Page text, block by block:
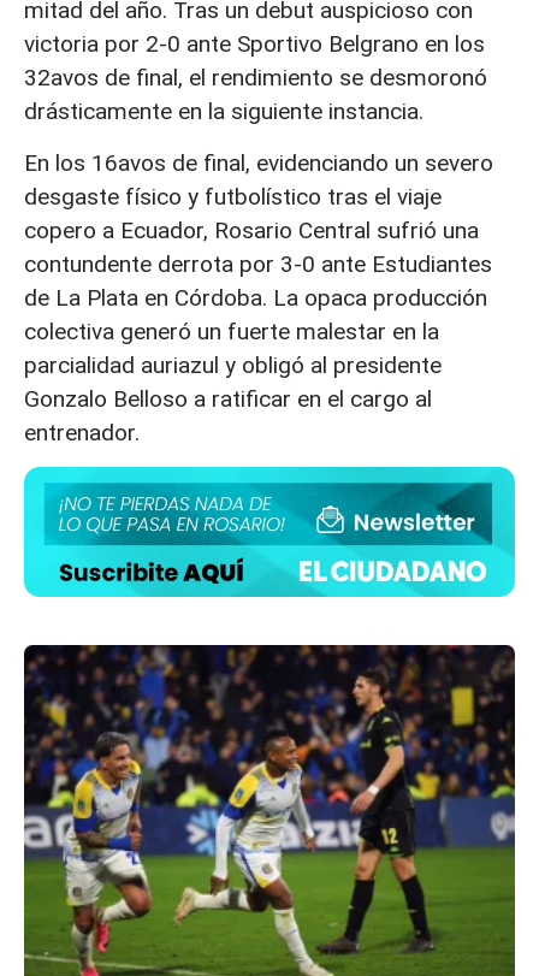
mitad del año. Tras un debut auspicioso con
victoria por 2-0 ante Sportivo Belgrano en los
32avos de final, el rendimiento se desmoronó
drásticamente en la siguiente instancia.
En los 16avos de final, evidenciando un severo
desgaste físico y futbolístico tras el viaje
copero a Ecuador, Rosario Central sufrió una
contundente derrota por 3-0 ante Estudiantes
de La Plata en Córdoba. La opaca producción
colectiva generó un fuerte malestar en la
parcialidad auriazul y obligó al presidente
Gonzalo Belloso a ratificar en el cargo al
entrenador.